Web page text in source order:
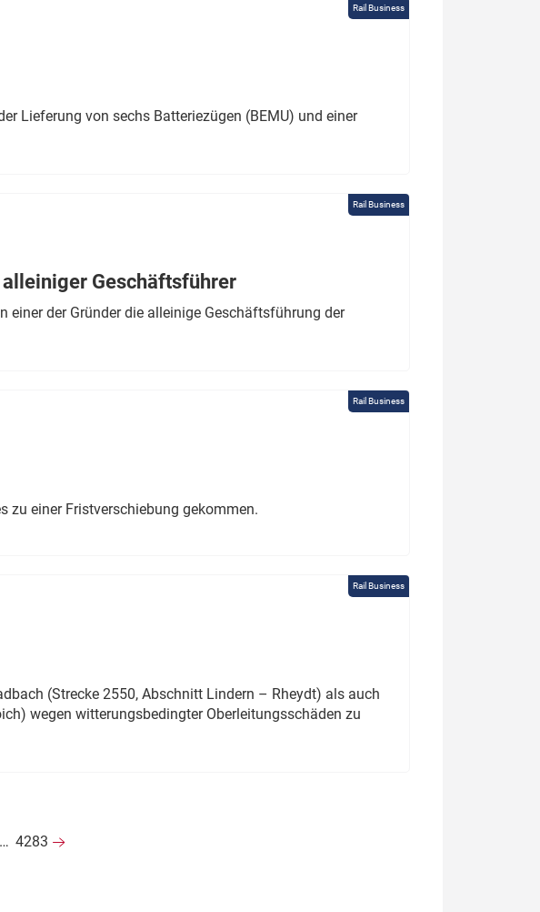
Rail Business
Lieferung von sechs Batteriezügen (BEMU) und einer
Rail Business
Geschäftsführer
einer der Gründer die alleinige Geschäftsführung der
Rail Business
zu einer Fristverschiebung gekommen.
Rail Business
(Strecke 2550, Abschnitt Lindern – Rheydt) als auch
wegen witterungsbedingter Oberleitungsschäden zu
… 4283